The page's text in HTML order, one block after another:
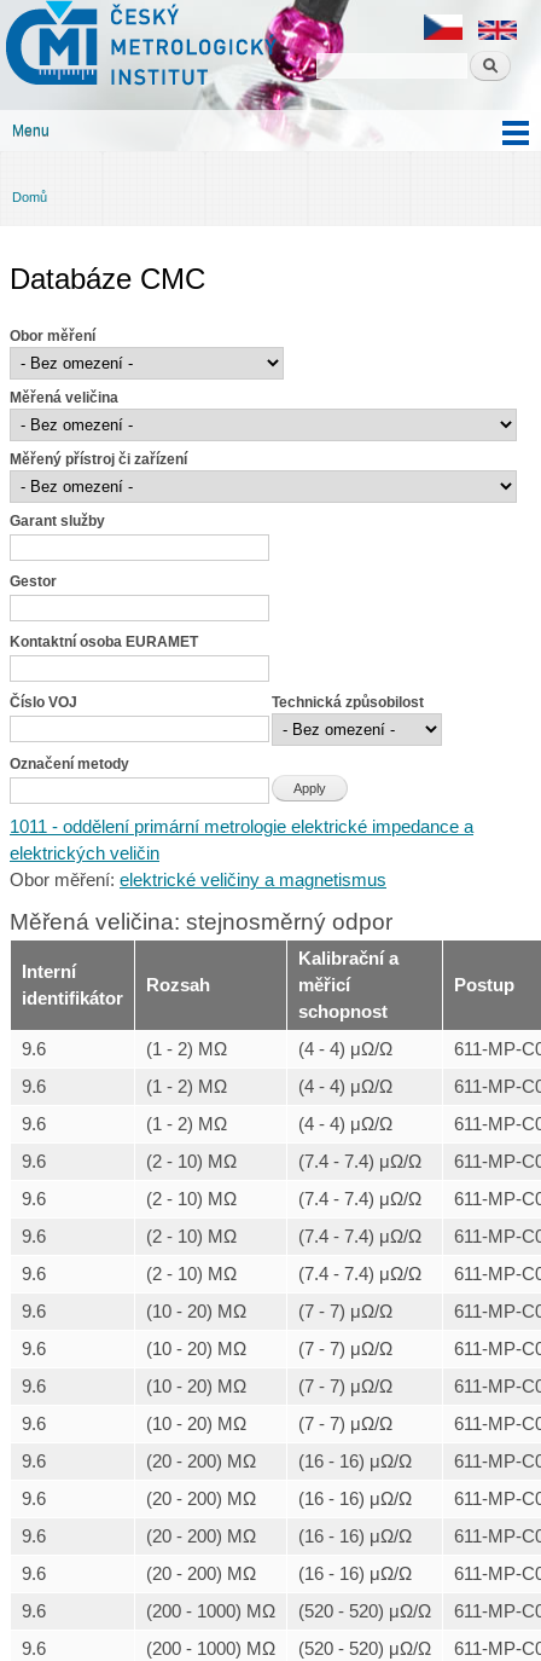
obsahu
Český
metrologický
institut
Menu
Jste zde
Domů
Databáze CMC
Obor měření
Měřená veličina
Měřený přístroj či zařízení
Garant služby
Gestor
Kontaktní osoba EURAMET
Číslo VOJ Technická způsobilost
Označení metody
1011 - oddělení primární metrologie elektrické impedance a
elektrických veličin
Obor měření: elektrické veličiny a magnetismus
Měřená veličina: stejnosměrný odpor
Interní
identifikátor
Rozsah
Kalibrační a
měřicí
schopnost
Postup
9.6 (1 - 2) MΩ (4 - 4) μΩ/Ω
611-MP-
9.6
(1 - 2) MΩ (4 - 4) μΩ/Ω
611-MP-
9.6
(1 - 2) MΩ (4 - 4) μΩ/Ω
611-MP-
9.6
(2 - 10) MΩ (7.4 - 7.4) μΩ/Ω
611-MP-
9.6
(2 - 10) MΩ (7.4 - 7.4) μΩ/Ω
611-MP-
9.6
(2 - 10) MΩ (7.4 - 7.4) μΩ/Ω
611-MP-
9.6
(2 - 10) MΩ (7.4 - 7.4) μΩ/Ω
611-MP-
9.6
(10 - 20) MΩ (7 - 7) μΩ/Ω
611-MP-
9.6
(10 - 20) MΩ (7 - 7) μΩ/Ω
611-MP-
9.6
(10 - 20) MΩ (7 - 7) μΩ/Ω
611-MP-
9.6
(10 - 20) MΩ (7 - 7) μΩ/Ω
611-MP-
9.6
(20 - 200) MΩ (16 - 16) μΩ/Ω
611-MP-
9.6
(20 - 200) MΩ (16 - 16) μΩ/Ω
611-MP-
9.6
(20 - 200) MΩ (16 - 16) μΩ/Ω
611-MP-
9.6
(20 - 200) MΩ (16 - 16) μΩ/Ω
611-MP-
9.6
(200 - 1000) MΩ (520 - 520) μΩ/Ω
611-MP-
9.6
(200 - 1000) MΩ (520 - 520) μΩ/Ω
611-MP-